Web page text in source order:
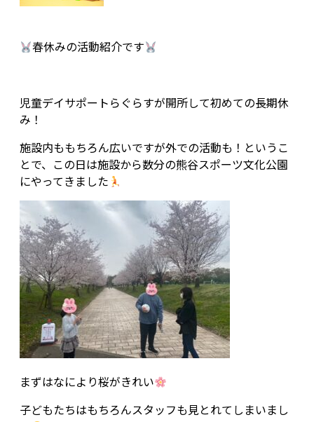
採用案内
お問い合わせ
春休みの活動紹介です
児童デイサポートらぐらすが開所して初めての長期休
み！
施設内ももちろん広いですが外での活動も！というこ
とで、この日は施設から数分の熊谷スポーツ文化公園
にやってきました
まずはなにより桜がきれい
子どもたちはもちろんスタッフも見とれてしまいまし